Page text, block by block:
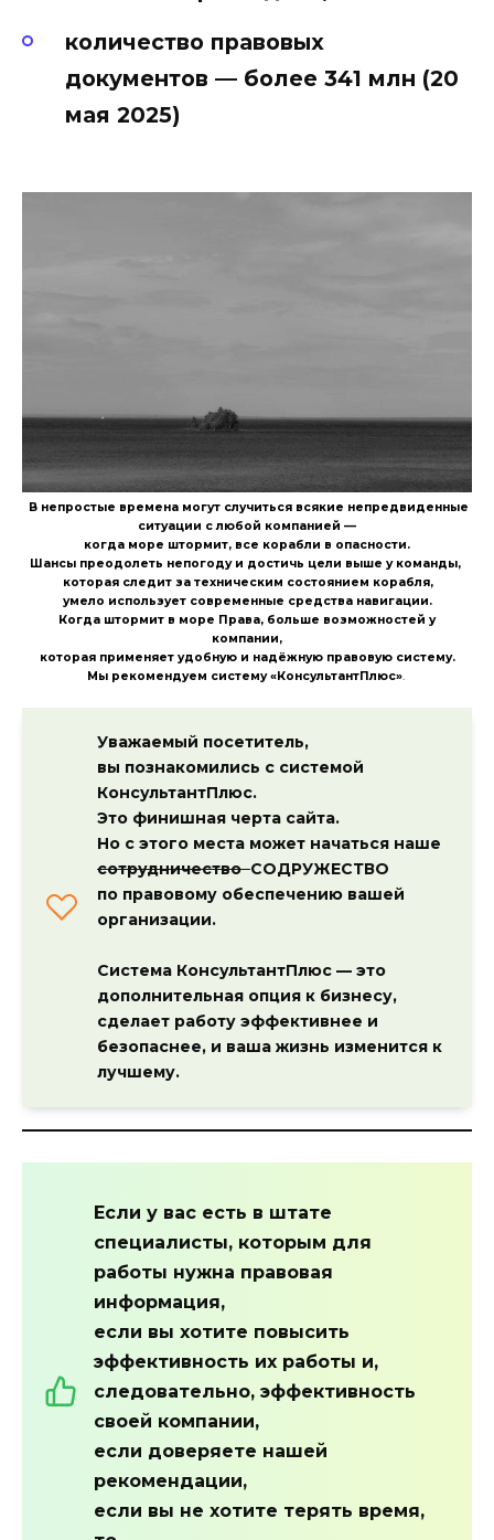
количество правовых
документов — более 341 млн (20
мая 2025)
В непростые времена могут случиться всякие непредвиденные
ситуации с любой компанией —
когда море штормит, все корабли в опасности.
Шансы преодолеть непогоду и достичь цели выше у команды,
которая следит за техническим состоянием корабля,
умело использует современные средства навигации.
Когда штормит в море Права, больше возможностей у
компании,
которая применяет удобную и надёжную правовую систему.
Мы рекомендуем систему «КонсультантПлюс».
Уважаемый посетитель,
вы познакомились с системой
КонсультантПлюс.
Это финишная черта сайта.
Но с этого места может начаться наше
сотрудничествоСОДРУЖЕСТВО
по правовому обеспечению вашей
организации.
Система КонсультантПлюс — это
дополнительная опция к бизнесу,
сделает работу эффективнее и
безопаснее, и ваша жизнь изменится к
лучшему.
Если у вас есть в штате
специалисты, которым для
работы нужна правовая
информация,
если вы хотите повысить
эффективность их работы и,
следовательно, эффективность
своей компании,
если доверяете нашей
рекомендации,
если вы не хотите терять время,